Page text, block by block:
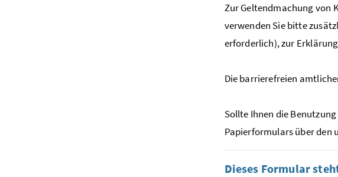
Zur Geltendmachung von
verwenden Sie bitte
erforderlich), zur
Die barrierefreien
Sollte Ihnen die
Papierformulars über den
Dieses Formular